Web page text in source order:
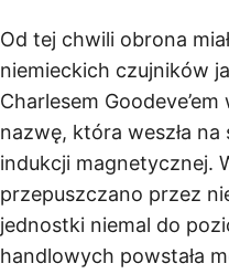
Od tej chwili obrona
niemieckich czujników
Charlesem
nazwę, która weszła
indukcji magnetycznej.
przepuszczano przez
jednostki niemal do
handlowych powstała